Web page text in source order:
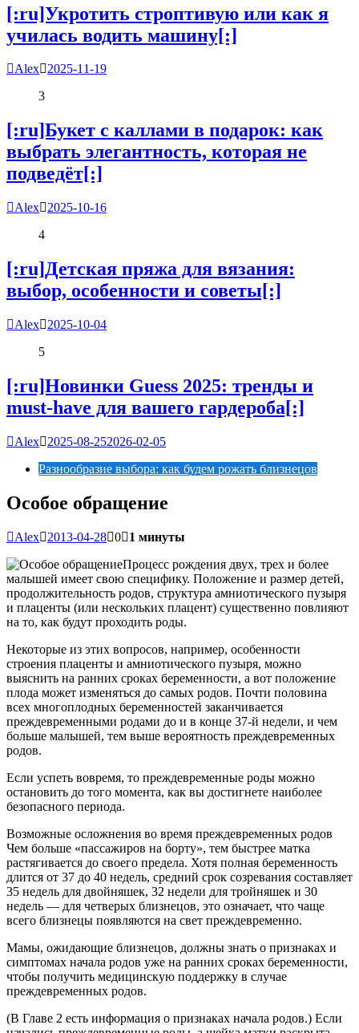
[:ru]Укротить строптивую или как я
училась водить машину[:]
Alex 2025-11-19
3
[:ru]Букет с каллами в подарок: как
выбрать элегантность, которая не
подведёт[:]
Alex
2025-10-16
4
[:ru]Детская пряжа для вязания:
выбор, особенности и советы[:]
Alex
2025-10-04
5
[:ru]Новинки Guess 2025: тренды и
must-have для вашего гардероба[:]
Alex 2025-08-252026-02-05
Разнообразие выбора: как будем рожать близнецов
Особое обращение
Alex 2013-04-28 0
1 минуты
Процесс рождения двух, трех и более
малышей имеет свою специфику. Положение и размер детей,
продолжительность родов, структура амниотического пузыря
и плаценты (или нескольких плацент) существенно повлияют
на то, как будут проходить роды.
Некоторые из этих вопросов, например, особенности
строения плаценты и амниотического пузыря, можно
выяснить на ранних сроках беременности, а вот положение
плода может изменяться до самых родов. Почти половина
всех многоплодных беременностей заканчивается
преждевременными родами до и в конце 37-й недели, и чем
больше малышей, тем выше вероятность преждевременных
родов.
Если успеть вовремя, то преждевременные роды можно
остановить до того момента, как вы достигнете наиболее
безопасного периода.
Возможные осложнения во время преждевременных родов
Чем больше «пассажиров на борту», тем быстрее матка
растягивается до своего предела. Хотя полная беременность
длится от 37 до 40 недель, средний срок созревания составляет
35 недель для двойняшек, 32 недели для тройняшек и 30
недель — для четверых близнецов, это означает, что чаще
всего близнецы появляются на свет преждевременно.
Мамы, ожидающие близнецов, должны знать о признаках и
симптомах начала родов уже на ранних сроках беременности,
чтобы получить медицинскую поддержку в случае
преждевременных родов.
(В Главе 2 есть информация о признаках начала родов.) Если